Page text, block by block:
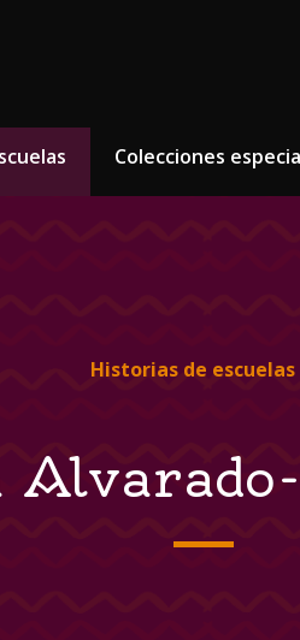
Colecciones
Historias de escuelas